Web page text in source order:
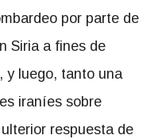
por parte de
Siria a fines de
y luego, tanto una
iraníes sobre
respuesta de